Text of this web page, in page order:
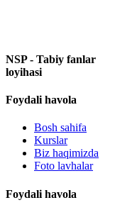
NSP - Tabiy fanlar
loyihasi
Foydali havola
Bosh sahifa
Kurslar
Biz haqimizda
Foto lavhalar
Foydali havola